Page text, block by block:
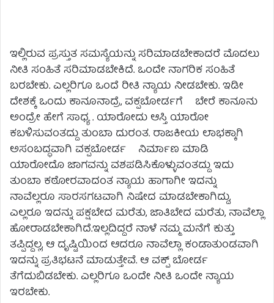
ಇಲ್ಲಿರುವ ಪ್ರಸ್ತುತ ಸಮಸ್ಯೆಯನ್ನು ಸರಿಮಾಡಬೇಕಾದರೆ ಮೊದಲು
ನೀತಿ ಸಂಹಿತೆ ಸರಿಮಾಡಬೇಕಿದೆ. ಒಂದೇ ನಾಗರಿಕ‌ ಸಂಹಿತೆ
ಬರಬೇಕು. ಎಲ್ಲರಿಗೂ ಒಂದೆ ರೀತಿ ನ್ಯಾಯ ನೀಡಬೇಕು. ಇಡೀ
ದೇಶಕ್ಕೆ ಒಂದು ಕಾನೂನಾದ್ರೆ, ವಕ್ಪಬೋರ್ಡಗೆ ಬೇರೆ ಕಾನೂನು
ಅಂದ್ರೇ ಹೇಗೆ ಸಾಧ್ಯ . ಯಾರೋದು ಆಸ್ತಿ ಯಾರೋ
ಕಬಳಿಸುವಂತದ್ದು ತುಂಬಾ ದುರಂತ. ರಾಜಕೀಯ ಲಾಭಕ್ಕಾಗಿ
ಅಸಂಬದ್ಧವಾಗಿ ವಕ್ಪಬೋರ್ಡ ನಿರ್ಮಾಣ ಮಾಡಿ
ಯಾರೋದೊ ಜಾಗವನ್ನು ವಶಪಡಿಸಿಕೊಳ್ಳುವಂತದ್ದು ಇದು
ತುಂಬಾ ಕಠೋರವಾದಂತ ನ್ಯಾಯ ಹಾಗಾಗೀ ಇದನ್ನು
ನಾವೆಲ್ಲರೂ ಸಾರಸಗಟವಾಗಿ‌ ನಿಷೇದ ಮಾಡಬೇಕಾಗಿದ್ದು,
ಎಲ್ಲರೂ ಇದನ್ನು ಪಕ್ಷಬೇದ ಮರೆತು, ಜಾತಿಬೇದ ಮರೆತು, ನಾವೆಲ್ಲಾ
ಹೋರಾಡಬೇಕಾಗಿದೆ.ಇಲ್ಲದಿದ್ದರೆ ನಾಳೆ ನಮ್ಮ ಮನೆಗೆ ಕುತ್ತು
ತಪ್ಪಿದ್ದಲ್ಲ, ಆ ದೃಷ್ಟಿಯಿಂದ ಆದರೂ ನಾವೆಲ್ಲಾ ಕಂಡಾತುಂಡವಾಗಿ
ಇದನ್ನು ಪ್ರತಿಭಟನೆ ಮಾಡುತ್ತೇವೆ. ಆ ವಕ್ಪ್ ಬೋರ್ಡ
ತೆಗೆದುಬಿಡಬೇಕು. ಎಲ್ಲರಿಗೂ ಒಂದೇ ನೀತಿ ಒಂದೇ ನ್ಯಾಯ
ಇರಬೇಕು.